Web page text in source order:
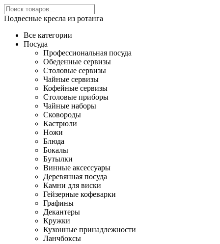
Подвесные кресла из ротанга
Все категории
Посуда
Профессиональная посуда
Обеденные сервизы
Столовые сервизы
Чайные сервизы
Кофейные сервизы
Столовые приборы
Чайные наборы
Сковороды
Кастрюли
Ножи
Блюда
Бокалы
Бутылки
Винные аксессуары
Деревянная посуда
Камни для виски
Гейзерные кофеварки
Графины
Декантеры
Кружки
Кухонные принадлежности
Ланчбоксы